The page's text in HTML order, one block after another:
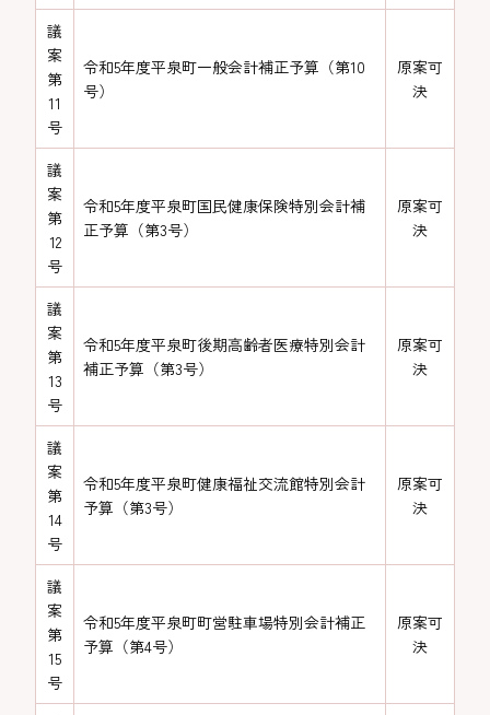
議
案
第
11
号
令和5年度平泉町一般会計補正予算（第10
号）
原案可
決
議
案
第
12
号
令和5年度平泉町国民健康保険特別会計補
正予算（第3号）
原案可
決
議
案
第
13
号
令和5年度平泉町後期高齢者医療特別会計
補正予算（第3号）
原案可
決
議
案
第
14
号
令和5年度平泉町健康福祉交流館特別会計
予算（第3号）
原案可
決
議
案
第
15
号
令和5年度平泉町町営駐車場特別会計補正
予算（第4号）
原案可
決